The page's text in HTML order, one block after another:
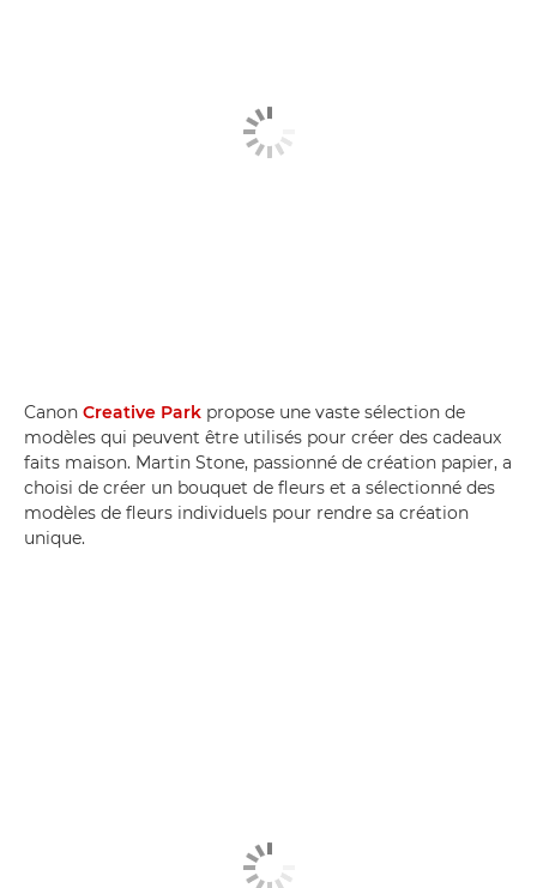
Canon Creative Park propose une vaste sélection de
modèles qui peuvent être utilisés pour créer des cadeaux
faits maison. Martin Stone, passionné de création papier, a
choisi de créer un bouquet de fleurs et a sélectionné des
modèles de fleurs individuels pour rendre sa création
unique.